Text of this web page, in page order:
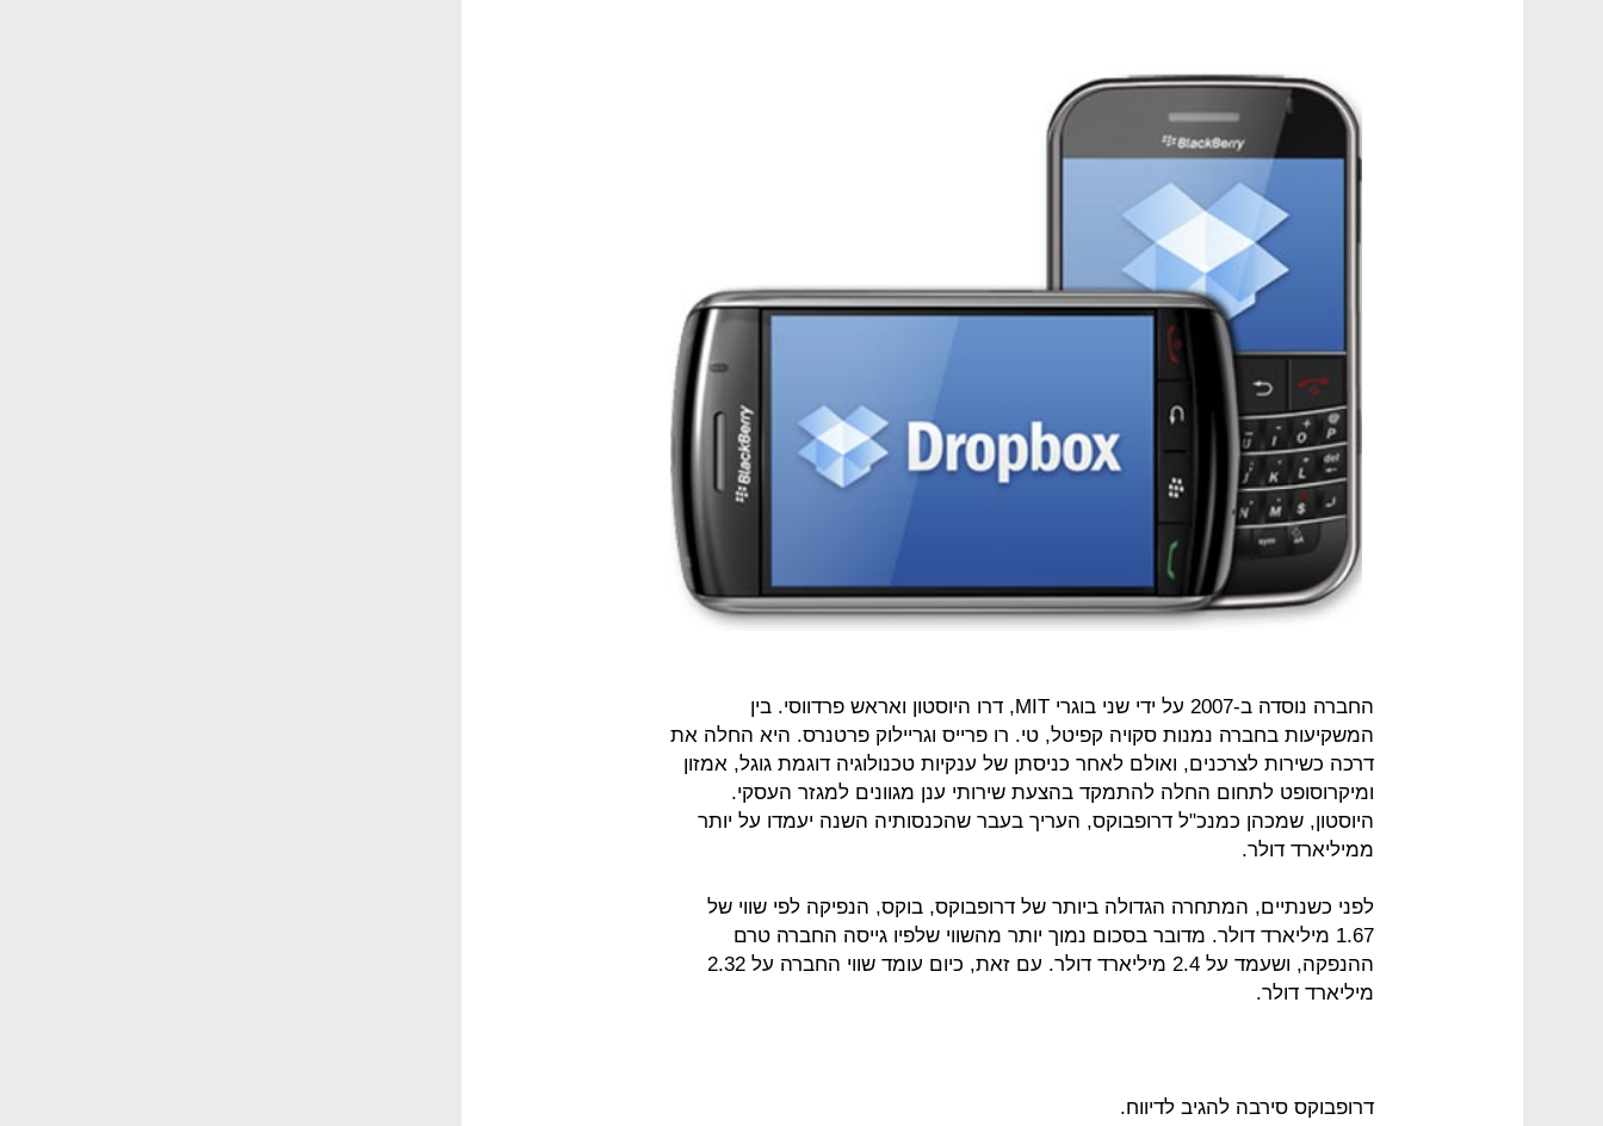
החברה נוסדה ב-2007 על ידי שני בוגרי MIT, דרו היוסטון ואראש פרדווסי. בין
המשקיעות בחברה נמנות סקויה קפיטל, טי. רו פרייס וגריילוק פרטנרס. היא החלה את
דרכה כשירות לצרכנים, ואולם לאחר כניסתן של ענקיות טכנולוגיה דוגמת גוגל, אמזון
ומיקרוסופט לתחום החלה להתמקד בהצעת שירותי ענן מגוונים למגזר העסקי.
היוסטון, שמכהן כמנכ"ל דרופבוקס, העריך בעבר שהכנסותיה השנה יעמדו על יותר
ממיליארד דולר.
לפני כשנתיים, המתחרה הגדולה ביותר של דרופבוקס, בוקס, הנפיקה לפי שווי של
1.67 מיליארד דולר. מדובר בסכום נמוך יותר מהשווי שלפיו גייסה החברה טרם
ההנפקה, ושעמד על 2.4 מיליארד דולר. עם זאת, כיום עומד שווי החברה על 2.32
מיליארד דולר.
דרופבוקס סירבה להגיב לדיווח.